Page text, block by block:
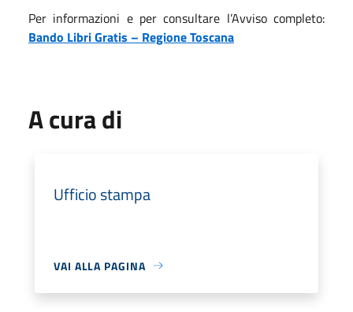
Per informazioni e per consultare l’Avviso completo:
Bando Libri Gratis – Regione Toscana
A cura di
Ufficio stampa
VAI ALLA PAGINA